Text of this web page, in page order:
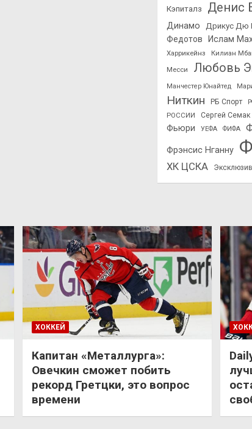
Кэпиталз
Денис
Динамо Дрикус Дю
Федотов
Ислам
Харрикейнз
Килиан
Месси
Любовь
Манчестер Юнайтед
Ниткин
РБ Спорт
РОССИИ
Сергей Семак
Фьюри
УЕФА ФИФА
Фрэнсис Нганну
ХК ЦСКА Эксклюзив
ХОККЕЙ
Капитан «Металлурга»:
Овечкин сможет побить
рекорд Гретцки, это вопрос
времени